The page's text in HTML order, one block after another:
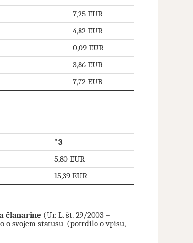
7,25 EUR
4,82 EUR
0,09 EUR
3,86 EUR
7,72 EUR
*3
5,80 EUR
15,39 EUR
članarine (Ur. L. št. 29/2003 –
o svojem statusu (potrdilo o vpisu,